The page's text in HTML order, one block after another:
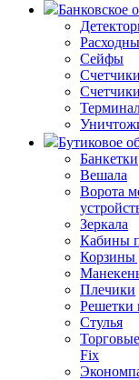
Банковское
Сейфы
Бутиковое
Банкетки
Вешала
Ворота
Зеркала
Кабины
Корзины
Плечики
Решетки
Стулья
Fix